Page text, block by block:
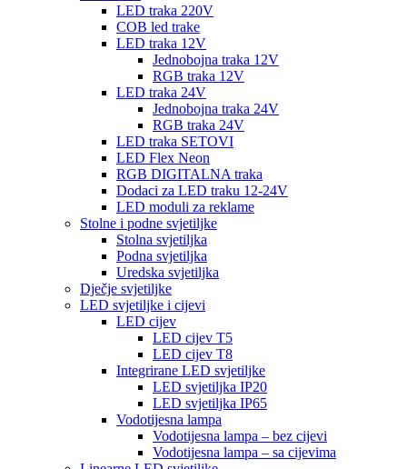
LED traka 220V
COB led trake
LED traka 12V
Jednobojna traka 12V
RGB traka 12V
LED traka 24V
Jednobojna traka 24V
RGB traka 24V
LED traka SETOVI
LED Flex Neon
RGB DIGITALNA traka
Dodaci za LED traku 12-24V
LED moduli za reklame
Stolne i podne svjetiljke
Stolna svjetiljka
Podna svjetiljka
Uredska svjetiljka
Dječje svjetiljke
LED svjetiljke i cijevi
LED cijev
LED cijev T5
LED cijev T8
Integrirane LED svjetiljke
LED svjetiljka IP20
LED svjetiljka IP65
Vodotijesna lampa
Vodotijesna lampa – bez cijevi
Vodotijesna lampa – sa cijevima